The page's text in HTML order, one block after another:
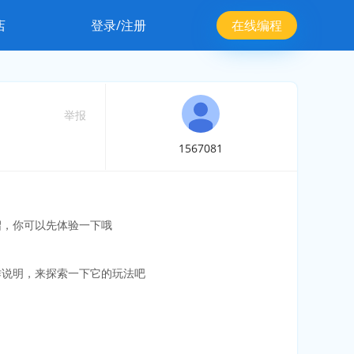
登录/注册 在线编程
举报
1567081
你可以先体验一下哦
明，来探索一下它的玩法吧